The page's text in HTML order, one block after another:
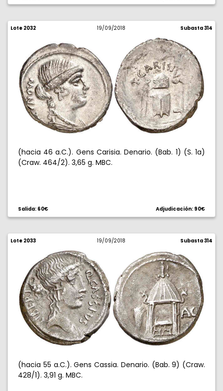
Lote 2032 19/09/2018 Subasta 314
(hacia 46 a.C.). Gens Carisia. Denario. (Bab. 1) (S. 1a)
(Craw. 464/2). 3,65 g. MBC.
Salida: 60€ Adjudicación: 90€
Lote 2033 19/09/2018 Subasta 314
(hacia 55 a.C.). Gens Cassia. Denario. (Bab. 9) (Craw.
428/1). 3,91 g. MBC.